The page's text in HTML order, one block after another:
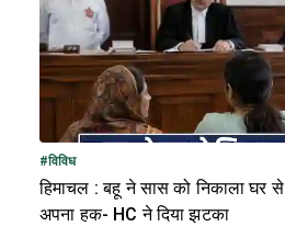
#विविध
हिमाचल : बहू ने सास को निकाला घर से
अपना हक- HC ने दिया झटका